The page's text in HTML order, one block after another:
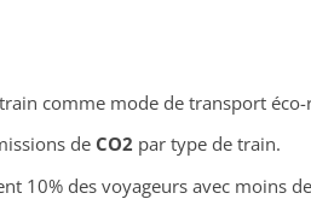
comme mode de transport éco-
de CO2 par type de train.
10% des voyageurs avec moins